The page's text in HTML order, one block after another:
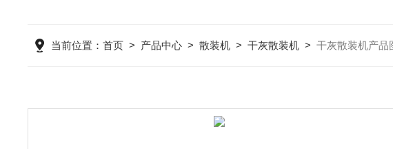
当前位置：首页 > 产品中心 >散装机 >干灰散装机 >干灰散装机产品